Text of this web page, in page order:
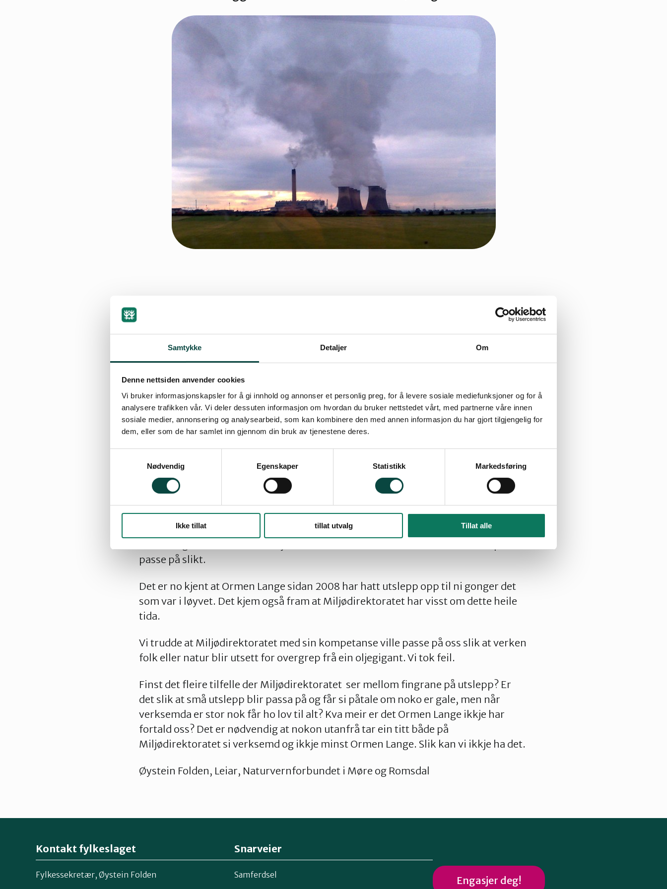
Samtykke Detaljer Om
Denne nettsiden anvender cookies
Vi bruker informasjonskapsler for å gi innhold og annonser et personlig preg, for å levere sosiale mediefunksjoner og for å
analysere trafikken vår. Vi deler dessuten informasjon om hvordan du bruker nettstedet vårt, med partnerne våre innen
sosiale medier, annonsering og analysearbeid, som kan kombinere den med annen informasjon du har gjort tilgjengelig for
dem, eller som de har samlet inn gjennom din bruk av tjenestene deres.
Nødvendig
Egenskaper Statistikk Markedsføring
Ikke tillat tillat utvalg Tillat alle
For ein del år tilbake kom det ei pakke i posten. Portoen var på over hundre kroner
og innhaldet var søknaden frå Ormen Lange om utsleppsløyve.
Søknader om utsleppsløyve er ofte kompliserte, og denne var ikkje noko unnatak.
arbeide i dagevis. Det er stort sett ikkje nokon andre organisasjonar som har
kompetanse eller ressursar til å vurdere dette heller.
Naturvernforbundet sin konklusjon var at her må samfunnet ta ansvar og
kontrollere at utsleppa ikkje blir større enn dei må vere og at dei kan vere
passe på slikt.
Det er no kjent at Ormen Lange sidan 2008 har hatt utslepp opp til ni gonger det
som var i løyvet. Det kjem også fram at Miljødirektoratet har visst om dette heile
tida.
Vi trudde at Miljødirektoratet med sin kompetanse ville passe på oss slik at verken
folk eller natur blir utsett for overgrep frå ein oljegigant. Vi tok feil.
Finst det fleire tilfelle der Miljødirektoratet ser mellom fingrane på utslepp? Er
det slik at små utslepp blir passa på og får si påtale om noko er gale, men når
verksemda er stor nok får ho lov til alt? Kva meir er det Ormen Lange ikkje har
fortald oss? Det er nødvendig at nokon utanfrå tar ein titt både på
Miljødirektoratet si verksemd og ikkje minst Ormen Lange. Slik kan vi ikkje ha det.
Øystein Folden, Leiar, Naturvernforbundet i Møre og Romsdal
Kontakt fylkeslaget
Fylkessekretær, Øystein Folden
Snarveier
Samferdsel Engasjer deg!